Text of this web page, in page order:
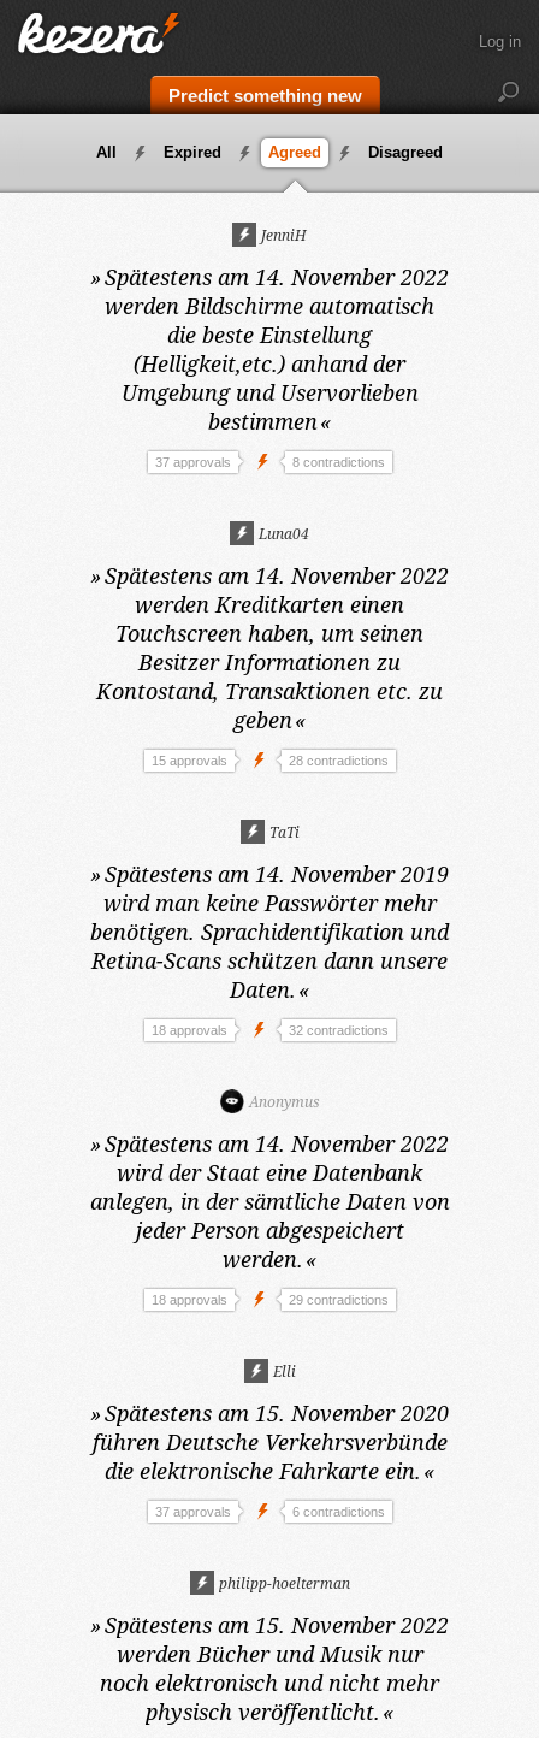
Predict something new
Log in
All Expired Agreed Disagreed
JenniH
»Spätestens am 14. November 2022
werden Bildschirme automatisch
die beste Einstellung
(Helligkeit,etc.) anhand der
Umgebung und Uservorlieben
bestimmen«
37 approvals 8 contradictions
Luna04
»Spätestens am 14. November 2022
werden Kreditkarten einen
Touchscreen haben, um seinen
Besitzer Informationen zu
Kontostand, Transaktionen etc. zu
geben«
15 approvals 28 contradictions
TaTi
»Spätestens am 14. November 2019
wird man keine Passwörter mehr
benötigen. Sprachidentifikation und
Retina-Scans schützen dann unsere
Daten. «
18 approvals 32 contradictions
Anonymus
»Spätestens am 14. November 2022
wird der Staat eine Datenbank
anlegen, in der sämtliche Daten von
jeder Person abgespeichert
werden. «
18 approvals 29 contradictions
Elli
»Spätestens am 15. November 2020
führen Deutsche Verkehrsverbünde
die elektronische Fahrkarte ein. «
37 approvals 6 contradictions
philipp-hoelterman
»Spätestens am 15. November 2022
werden Bücher und Musik nur
noch elektronisch und nicht mehr
physisch veröffentlicht. «